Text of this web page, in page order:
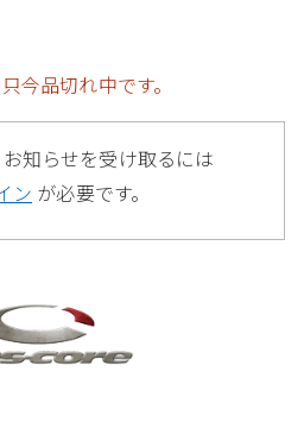
今品切れ中です。
知らせを受け取るには
ン が必要です。